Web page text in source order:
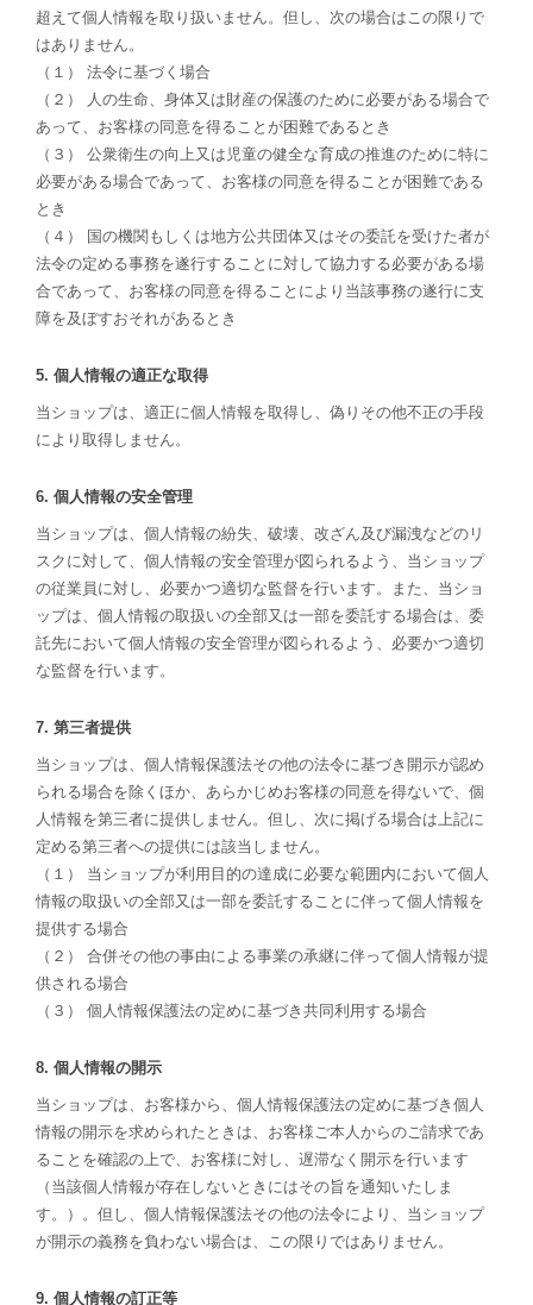
超えて個人情報を取り扱いません。但し、次の場合はこの限りで
はありません。
（１） 法令に基づく場合
（２） 人の生命、身体又は財産の保護のために必要がある場合で
あって、お客様の同意を得ることが困難であるとき
（３） 公衆衛生の向上又は児童の健全な育成の推進のために特に
必要がある場合であって、お客様の同意を得ることが困難である
とき
（４） 国の機関もしくは地方公共団体又はその委託を受けた者が
法令の定める事務を遂行することに対して協力する必要がある場
合であって、お客様の同意を得ることにより当該事務の遂行に支
障を及ぼすおそれがあるとき
5. 個人情報の適正な取得
当ショップは、適正に個人情報を取得し、偽りその他不正の手段
により取得しません。
6. 個人情報の安全管理
当ショップは、個人情報の紛失、破壊、改ざん及び漏洩などのリ
スクに対して、個人情報の安全管理が図られるよう、当ショップ
の従業員に対し、必要かつ適切な監督を行います。また、当ショ
ップは、個人情報の取扱いの全部又は一部を委託する場合は、委
託先において個人情報の安全管理が図られるよう、必要かつ適切
な監督を行います。
7. 第三者提供
当ショップは、個人情報保護法その他の法令に基づき開示が認め
られる場合を除くほか、あらかじめお客様の同意を得ないで、個
人情報を第三者に提供しません。但し、次に掲げる場合は上記に
定める第三者への提供には該当しません。
（１） 当ショップが利用目的の達成に必要な範囲内において個人
情報の取扱いの全部又は一部を委託することに伴って個人情報を
提供する場合
（２） 合併その他の事由による事業の承継に伴って個人情報が提
供される場合
（３） 個人情報保護法の定めに基づき共同利用する場合
8. 個人情報の開示
当ショップは、お客様から、個人情報保護法の定めに基づき個人
情報の開示を求められたときは、お客様ご本人からのご請求であ
ることを確認の上で、お客様に対し、遅滞なく開示を行います
（当該個人情報が存在しないときにはその旨を通知いたしま
す。）。但し、個人情報保護法その他の法令により、当ショップ
が開示の義務を負わない場合は、この限りではありません。
9. 個人情報の訂正等